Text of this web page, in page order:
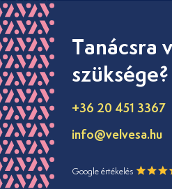
Tanácsra
szüksége?
+36 20 451 3367
info@velvesa.hu
Google értékelés